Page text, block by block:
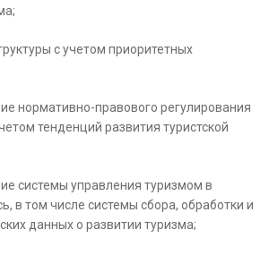
с учетом приоритетных
нормативно-правового регулирования
тенденций развития туристской
системы управления туризмом в
в том числе системы сбора, обработки и
данных о развитии туризма;